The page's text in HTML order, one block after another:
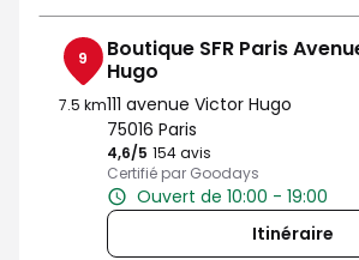
9
7.5 km
Boutique SFR Paris
Hugo
111 avenue Victor Hugo
75016 Paris
4,6/5 Note de 4.6 sur 5
154 avis
Certifié par Goodays
Ouvert de 10:00 - 19:00
Itinéraire